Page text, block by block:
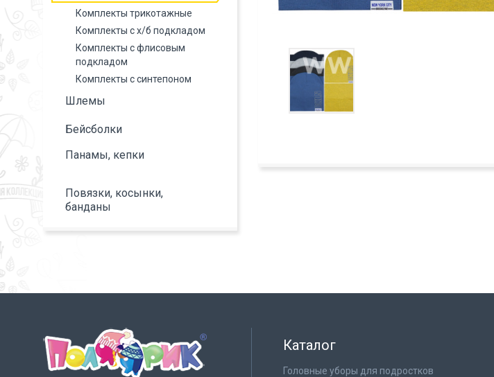
Комплекты трикотажные
Комплекты с х/б подкладом
Комплекты с флисовым
подкладом
Комплекты с синтепоном
Шлемы
Бейсболки
Панамы, кепки
Повязки, косынки,
банданы
Каталог
Головные уборы для подростков